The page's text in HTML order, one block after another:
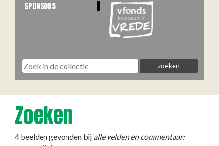
SPONSORS
Zoeken
4 beelden gevonden bij alle velden en commentaar: